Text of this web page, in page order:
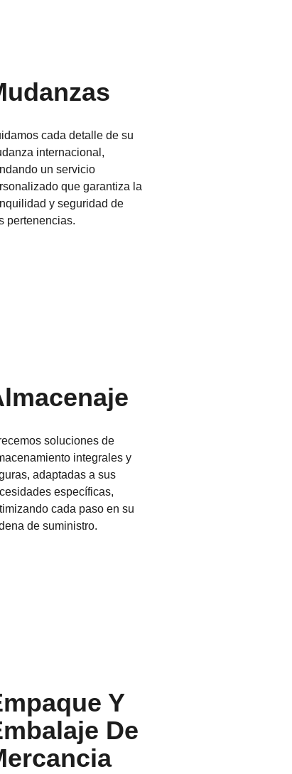
cada detalle de su
internacional,
un servicio
que garantiza la
y seguridad de
pertenencias.
soluciones de
integrales y
adaptadas a sus
específicas,
cada paso en su
de suministro.
Y
De